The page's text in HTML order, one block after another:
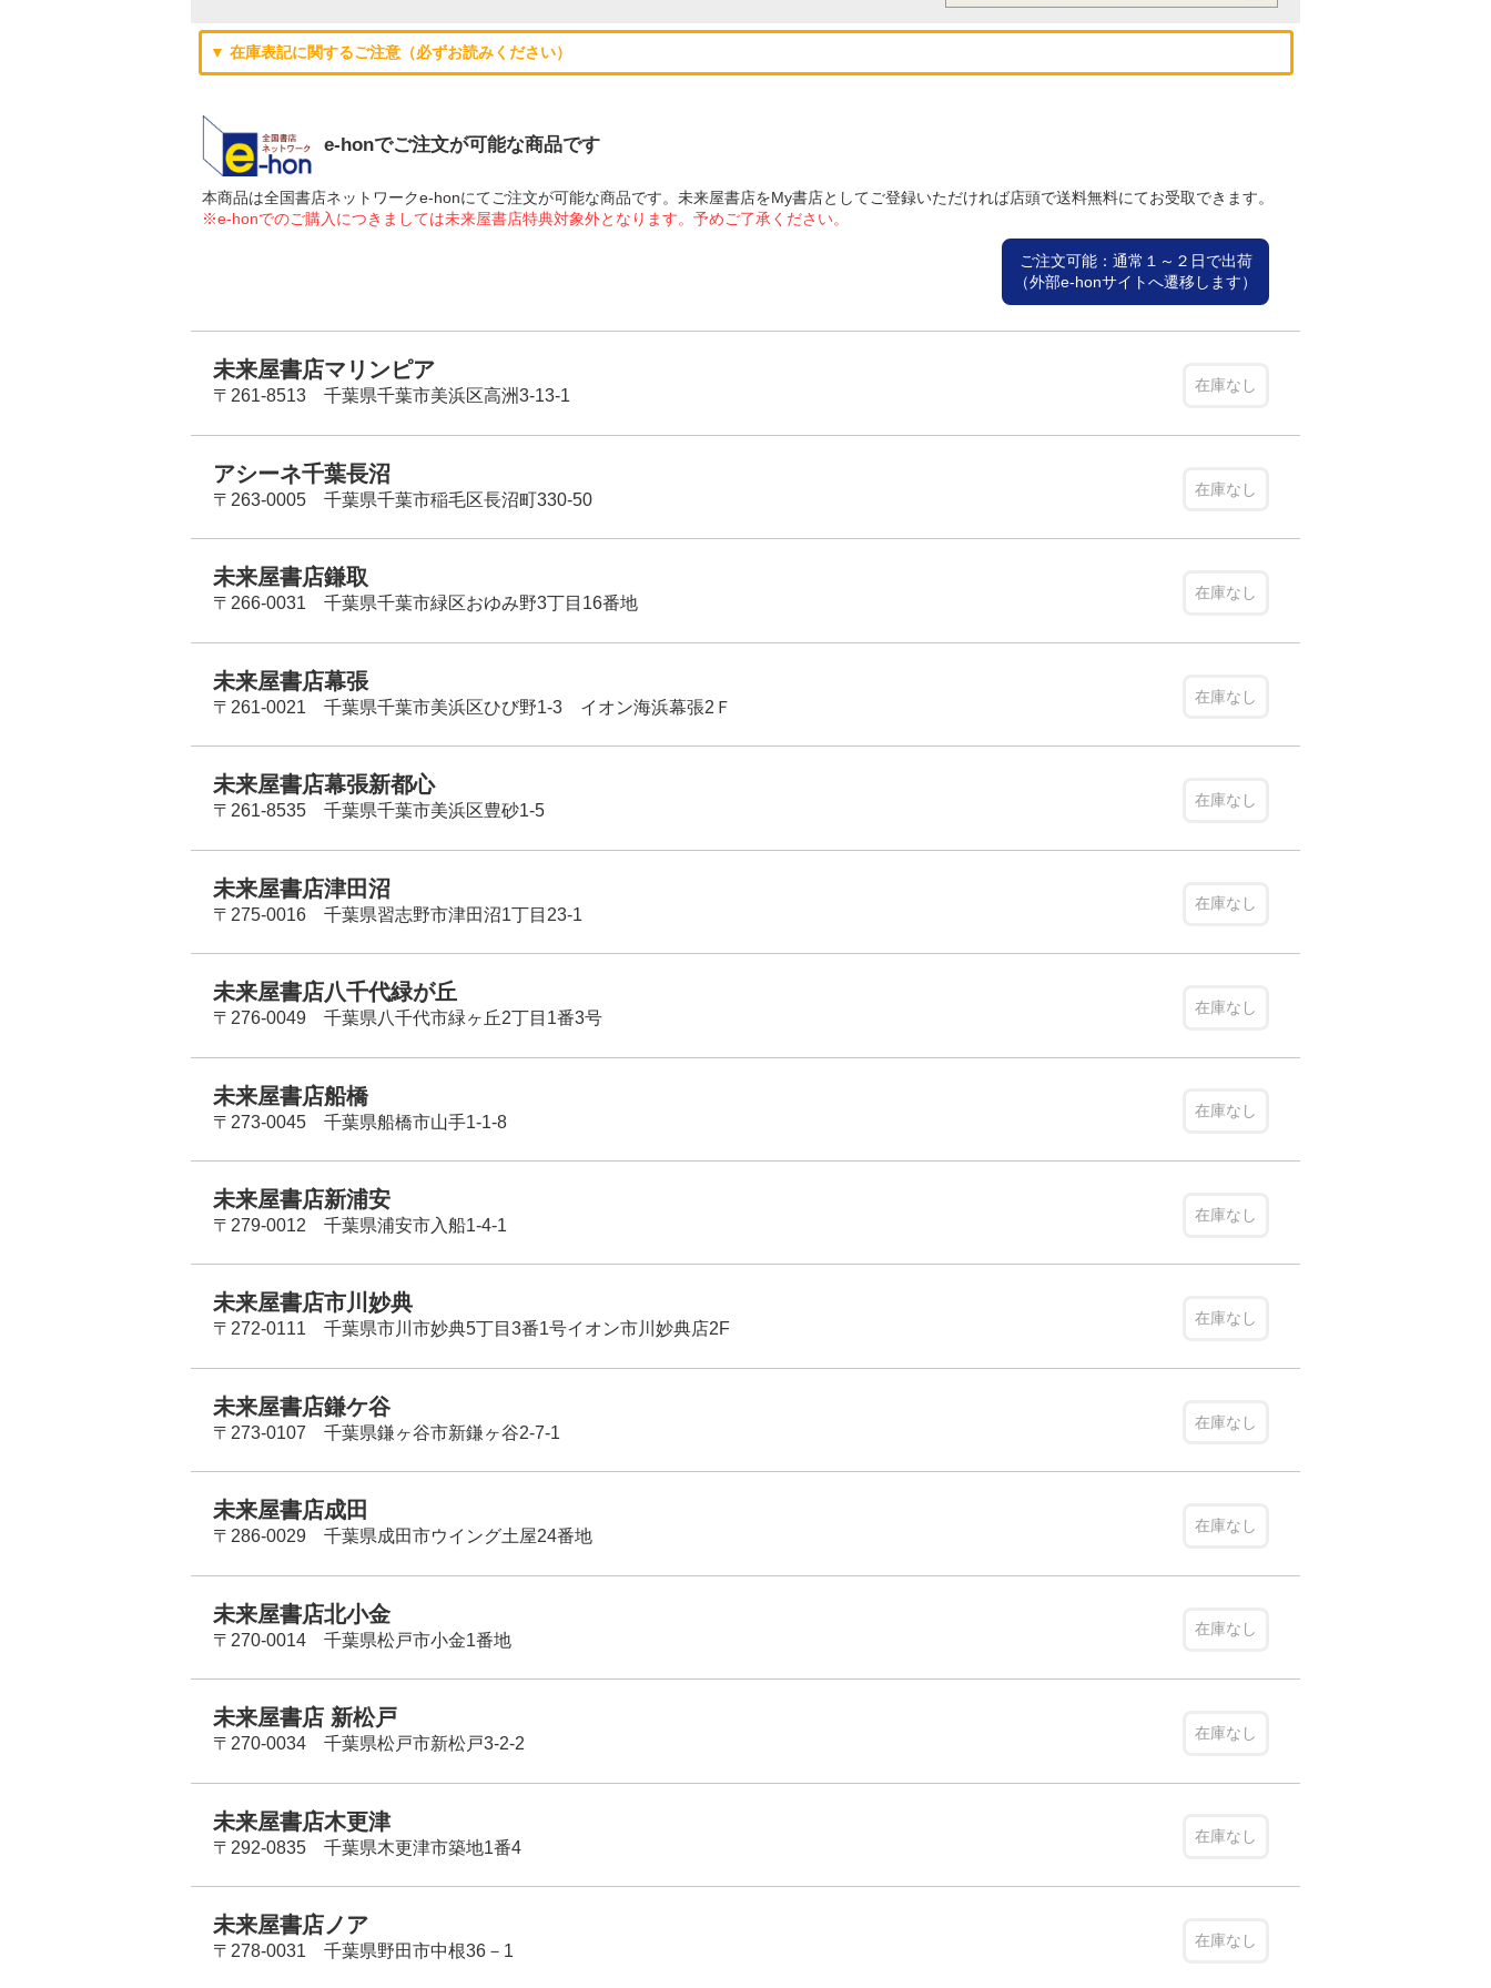
▼ 在庫表記に関するご注意（必ずお読みください）
e-honでご注文が可能な商品です
本商品は全国書店ネットワークe-honにてご注文が可能な商品です。未来屋書店をMy書店としてご登録いただければ店頭で送料無料にてお受取できます。
※e-honでのご購入につきましては未来屋書店特典対象外となります。予めご了承ください。
ご注文可能：通常１～２日で出荷
（外部e-honサイトへ遷移します）
未来屋書店マリンピア
〒261-8513 千葉県千葉市美浜区高洲3-13-1
在庫なし
アシーネ千葉長沼
〒263-0005 千葉県千葉市稲毛区長沼町330-50
在庫なし
未来屋書店鎌取
〒266-0031 千葉県千葉市緑区おゆみ野3丁目16番地
在庫なし
未来屋書店幕張
〒261-0021 千葉県千葉市美浜区ひび野1-3 イオン海浜幕張2Ｆ
在庫なし
未来屋書店幕張新都心
〒261-8535 千葉県千葉市美浜区豊砂1-5
在庫なし
未来屋書店津田沼
〒275-0016 千葉県習志野市津田沼1丁目23-1
在庫なし
未来屋書店八千代緑が丘
〒276-0049 千葉県八千代市緑ヶ丘2丁目1番3号
在庫なし
未来屋書店船橋
〒273-0045 千葉県船橋市山手1-1-8
在庫なし
未来屋書店新浦安
〒279-0012 千葉県浦安市入船1-4-1
在庫なし
未来屋書店市川妙典
〒272-0111 千葉県市川市妙典5丁目3番1号イオン市川妙典店2F
在庫なし
未来屋書店鎌ケ谷
〒273-0107 千葉県鎌ヶ谷市新鎌ヶ谷2-7-1
在庫なし
未来屋書店成田
〒286-0029 千葉県成田市ウイング土屋24番地
在庫なし
未来屋書店北小金
〒270-0014 千葉県松戸市小金1番地
在庫なし
未来屋書店 新松戸
〒270-0034 千葉県松戸市新松戸3-2-2
在庫なし
未来屋書店木更津
〒292-0835 千葉県木更津市築地1番4
在庫なし
未来屋書店ノア
〒278-0031 千葉県野田市中根36－1
在庫なし